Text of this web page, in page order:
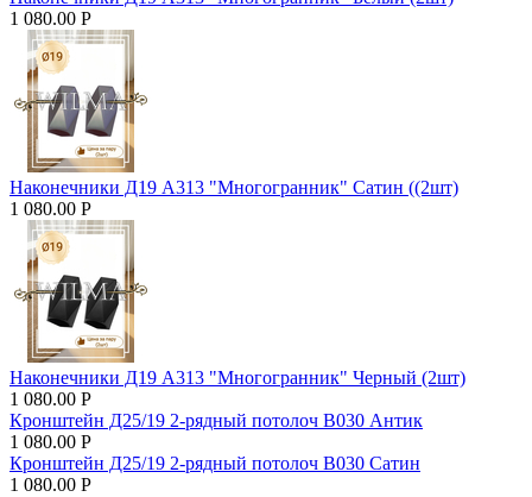
1 080.00 Р
Наконечники Д19 А313 "Многогранник" Сатин ((2шт)
1 080.00 Р
Наконечники Д19 А313 "Многогранник" Черный (2шт)
1 080.00 Р
Кронштейн Д25/19 2-рядный потолоч В030 Антик
1 080.00 Р
Кронштейн Д25/19 2-рядный потолоч В030 Сатин
1 080.00 Р